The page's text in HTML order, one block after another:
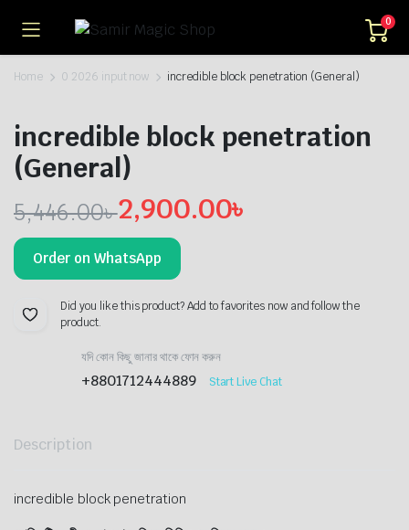
0
Home 0 2026 input now incredible block penetration (General)
incredible block penetration
(General)
5,446.00৳
Original
price
was:
5,446.00৳ .
2,900.00৳
Current
price
is:
2,900.00৳ .
Order on WhatsApp
Did you like this product? Add to favorites now and follow the
product.
যদি কোন কিছু জানার থাকে ফোন করুন
+8801712444889 Start Live Chat
Description
incredible block penetration